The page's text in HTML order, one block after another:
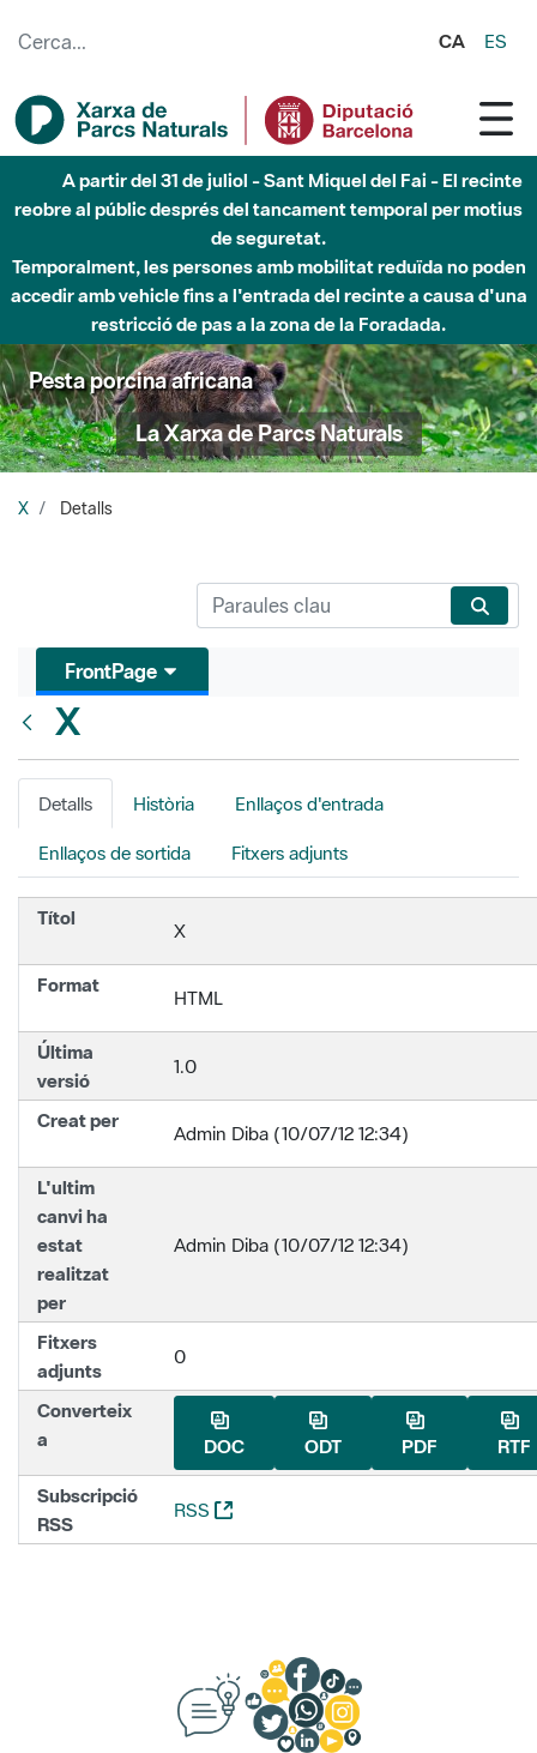
CA ES
A partir del 31 de juliol - Sant Miquel del Fai - El recinte
reobre al públic després del tancament temporal per motius
de seguretat.
Temporalment, les persones amb mobilitat reduïda no poden
accedir amb vehicle fins a l'entrada del recinte a causa d'una
restricció de pas a la zona de la Foradada.
Pesta porcina africana
La Xarxa de Parcs Naturals
X Detalls
FrontPage
X
Detalls Història Enllaços d'entrada
Enllaços de sortida Fitxers adjunts
Títol
X
Format
HTML
Última
versió
1.0
Creat per
Admin Diba (10/07/12 12:34)
L'ultim
canvi ha
estat
realitzat
per
Admin Diba (10/07/12 12:34)
Fitxers
adjunts
0
Converteix
a
DOC ODT PDF RTF
Subscripció
RSS
RSS (Obre una nova finestra)